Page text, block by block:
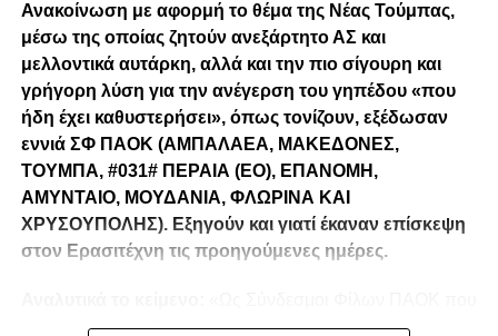
Ανακοίνωση με αφορμή το θέμα της Νέας Τούμπας,
μέσω της οποίας ζητούν ανεξάρτητο ΑΣ και
μελλοντικά αυτάρκη, αλλά και την πιο σίγουρη και
γρήγορη λύση για την ανέγερση του γηπέδου «που
ήδη έχει καθυστερήσει», όπως τονίζουν, εξέδωσαν
εννιά ΣΦ ΠΑΟΚ (ΑΜΠΑΛΑΕΑ, ΜΑΚΕΔΟΝΕΣ,
ΤΟΥΜΠΑ, #031# ΠΕΡΑΙΑ (ΕΟ), ΕΠΑΝΟΜΗ,
ΑΜΥΝΤΑΙΟ, ΜΟΥΔΑΝΙΑ, ΦΛΩΡΙΝΑ ΚΑΙ
ΧΡΥΣΟΥΠΟΛΗΣ). Εξηγούν και γιατί έκαναν επίσκεψη
στον Ερασιτέχνη τις προηγούμενες ημέρες.
λειτουργούμε καθημερινά με γνώμωνα το καλό του